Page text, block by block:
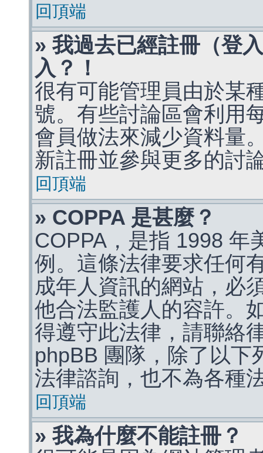
回頂端
» 我過去已經註冊（登
入？！
很有可能管理員由於某
號。有些討論區會利用
會員做法來減少資料量
新註冊並參與更多的討
回頂端
» COPPA 是甚麼？
COPPA，是指 1998 年
例。這條法律要求任何
成年人資訊的網站，必
他合法監護人的容許。
得遵守此法律，請聯絡
phpBB 團隊，除了以下
法律諮詢，也不為各種
回頂端
» 我為什麼不能註冊？